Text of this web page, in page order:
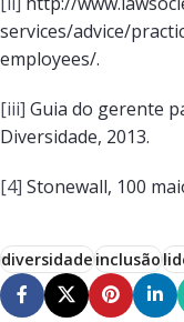
services/advice/
employees/.
[iii] Guia do gerente
Diversidade, 2013.
[4] Stonewall, 100
diversidadeinclusão